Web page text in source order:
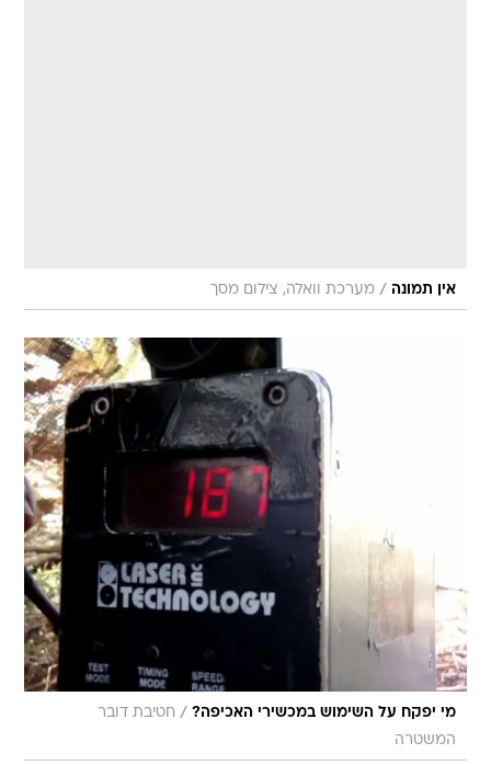
אין תמונה / מערכת וואלה, צילום מסך
מי יפקח על השימוש במכשירי האכיפה? / חטיבת דובר
המשטרה